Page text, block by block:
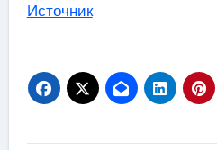
Источник